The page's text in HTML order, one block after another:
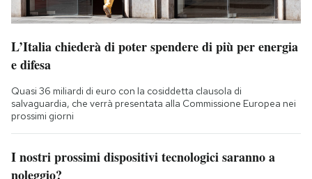
L’Italia chiederà di poter spendere di più per energia
e difesa
Quasi 36 miliardi di euro con la cosiddetta clausola di
salvaguardia, che verrà presentata alla Commissione Europea nei
prossimi giorni
I nostri prossimi dispositivi tecnologici saranno a
noleggio?